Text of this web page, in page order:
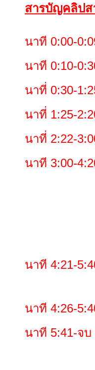
สารบัญคลิปส
นาที 0:00-
นาที 0:10-
นาที่ 0:30-
นาที่ 1:25-
นาที่ 2:22-
นาที 3:00-
1. เลือก
2. เลือกส่
3. เลือก
4. เลือกใ
นาที 4:21-
สาธิตก
นาที 4:26-
นาที 5:41-จ